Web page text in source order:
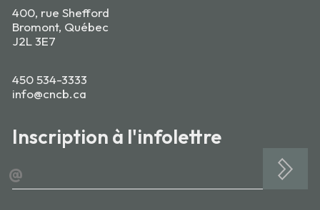
400, rue Shefford
Bromont, Québec
J2L 3E7
450 534-3333
info@cncb.ca
Inscription à l'infolettre
@